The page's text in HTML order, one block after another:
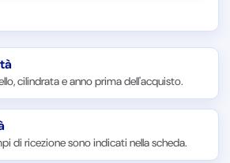
cilindrata e anno prima dell'acquisto.
di ricezione sono indicati nella scheda.